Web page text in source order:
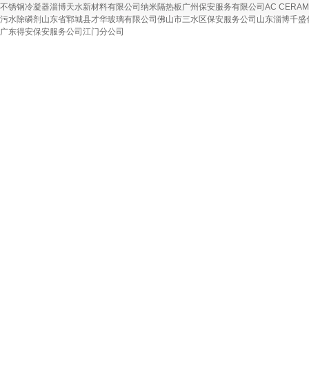
不锈钢冷凝器淄博天水新材料有限公司 纳米隔热板广州保安服务有限公司 AC
污水除磷剂 山东省郓城县才华玻璃有限公司 佛山市三水区保安服务公司 山东淄博千
广东得安保安服务公司江门分公司